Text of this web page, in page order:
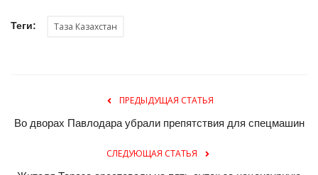
Теги: Таза Казахстан
ПРЕДЫДУЩАЯ СТАТЬЯ
Во дворах Павлодара убрали препятствия для спецмашин
СЛЕДУЮЩАЯ СТАТЬЯ